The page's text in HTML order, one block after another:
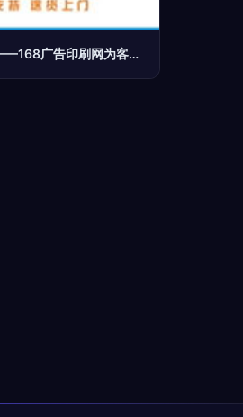
数字广告印刷的贴心好帮手——168广告印刷网为客户提供全方位定制服务